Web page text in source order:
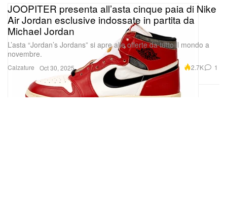
Calzature
JOOPITER presenta all’asta cinque paia di Nike
Air Jordan esclusive indossate in partita da
Michael Jordan
L’asta “Jordan’s Jordans” si apre alle offerte da tutto il mondo a
novembre.
Oct 30, 2025 2.7K 1